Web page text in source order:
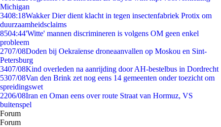
Michigan
3408:18Wakker Dier dient klacht in tegen insectenfabriek Protix om
duurzaamheidsclaims
8504:44'Witte' mannen discrimineren is volgens OM geen enkel
probleem
2707/08Doden bij Oekraïense droneaanvallen op Moskou en Sint-
Petersburg
3407/08Kind overleden na aanrijding door AH-bestelbus in Dordrecht
5307/08Van den Brink zet nog eens 14 gemeenten onder toezicht om
spreidingswet
2206/08Iran en Oman eens over route Straat van Hormuz, VS
buitenspel
Forum
Forum